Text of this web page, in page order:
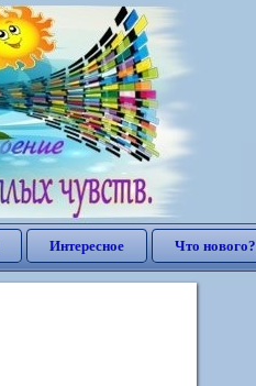
Интересное Что нового?